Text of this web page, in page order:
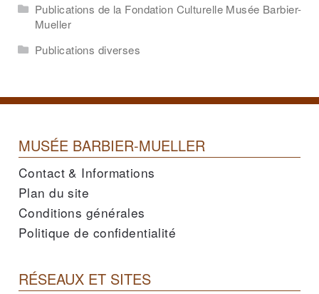
Publications de la Fondation Culturelle Musée Barbier-
Mueller
Publications diverses
MUSÉE BARBIER-MUELLER
Contact & Informations
Plan du site
Conditions générales
Politique de confidentialité
RÉSEAUX ET SITES